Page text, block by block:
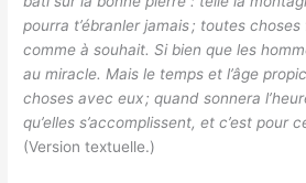
pourra t’ébranler jamais ; toutes
comme à souhait. Si bien que les
au miracle. Mais le temps et l’âge
choses avec eux ; quand sonnera
qu’elles s’accomplissent, et c’est pour
(Version textuelle.)